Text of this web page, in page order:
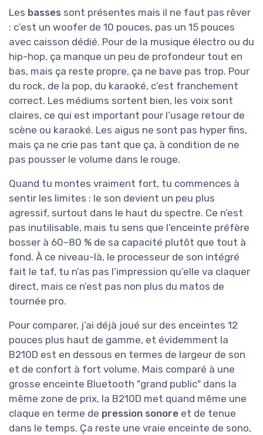
Les basses sont présentes mais il ne faut pas rêver
: c’est un woofer de 10 pouces, pas un 15 pouces
avec caisson dédié. Pour de la musique électro ou du
hip-hop, ça manque un peu de profondeur tout en
bas, mais ça reste propre, ça ne bave pas trop. Pour
du rock, de la pop, du karaoké, c’est franchement
correct. Les médiums sortent bien, les voix sont
claires, ce qui est important pour l’usage retour de
scène ou karaoké. Les aigus ne sont pas hyper fins,
mais ça ne crie pas tant que ça, à condition de ne
pas pousser le volume dans le rouge.
Quand tu montes vraiment fort, tu commences à
sentir les limites : le son devient un peu plus
agressif, surtout dans le haut du spectre. Ce n’est
pas inutilisable, mais tu sens que l’enceinte préfère
bosser à 60–80 % de sa capacité plutôt que tout à
fond. À ce niveau-là, le processeur de son intégré
fait le taf, tu n’as pas l’impression qu’elle va claquer
direct, mais ce n’est pas non plus du matos de
tournée pro.
Pour comparer, j’ai déjà joué sur des enceintes 12
pouces plus haut de gamme, et évidemment la
B210D est en dessous en termes de largeur de son
et de confort à fort volume. Mais comparé à une
grosse enceinte Bluetooth "grand public" dans la
même zone de prix, la B210D met quand même une
claque en terme de pression sonore et de tenue
dans le temps. Ça reste une vraie enceinte de sono,